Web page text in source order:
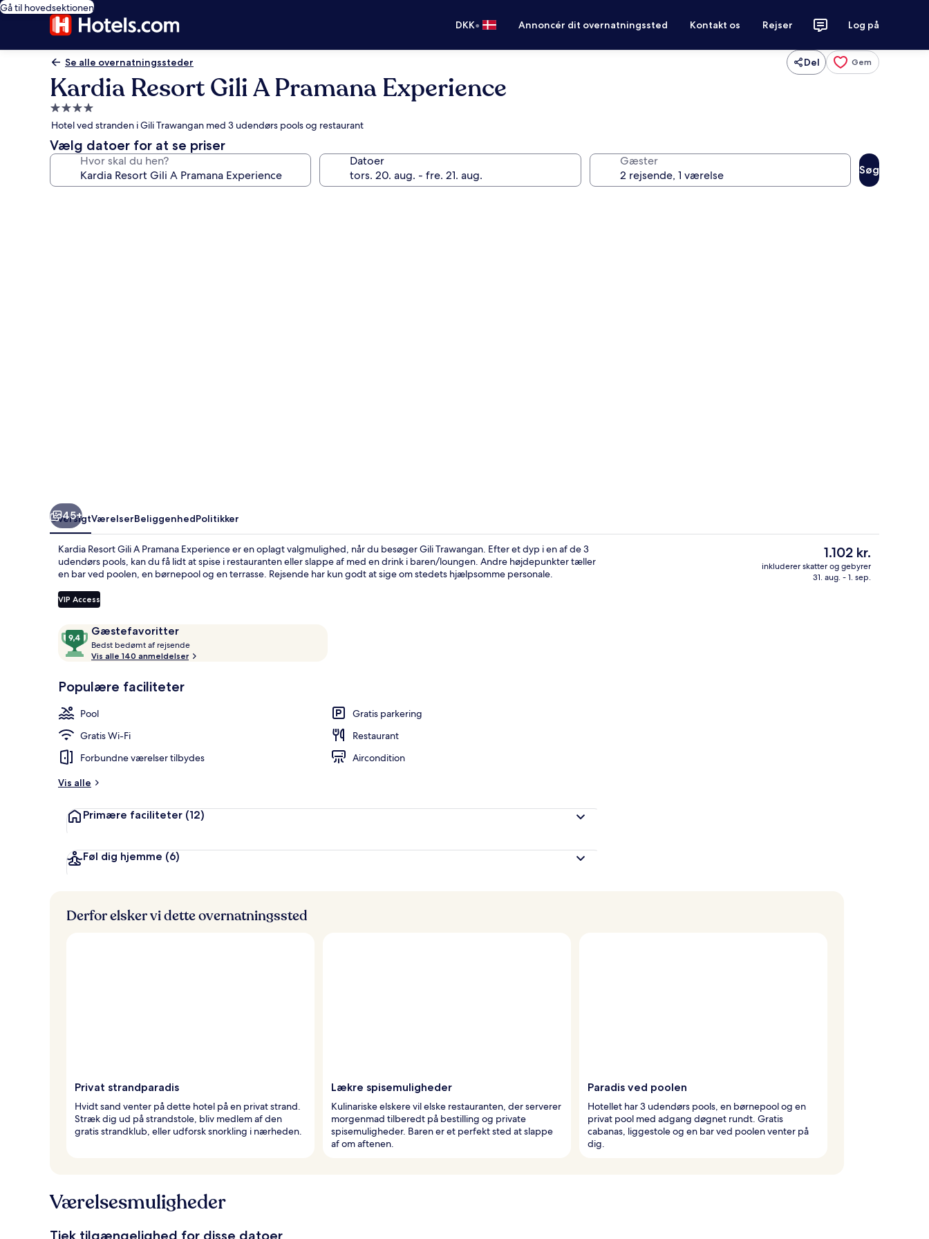
Gå til hovedsektionen
DKK• Annoncér dit overnatningssted Kontakt os Rejser Log på
Se alle overnatningssteder Del Gem
Kardia Resort Gili A Pramana Experience
4.0-
stjernet
overnatningssted
Hotel ved stranden i Gili Trawangan med 3 udendørs pools og restaurant
Vælg datoer for at se priser
Hvor skal du hen? Datoer Gæster
Søg
Villa - 1 soveværelse - privat pool
45+
OversigtVærelserBeliggenhedPolitikker
Kardia Resort Gili A Pramana Experience er en oplagt valgmulighed, når du besøger Gili Trawangan. Efter et dyp i en af de 3
udendørs pools, kan du få lidt at spise i restauranten eller slappe af med en drink i baren/loungen. Andre højdepunkter tæller
en bar ved poolen, en børnepool og en terrasse. Rejsende har kun godt at sige om stedets hjælpsomme personale.
VIP Access
AnmeldelserGæstefavoritter
9,4
ud
af
Gæstefavoritter
Bedst bedømt af rejsende
e
ø
a
f
d
Vis alle 140 anmeldelser
Populære faciliteter
Pool
Gratis parkering
Gratis Wi-Fi
Restaurant
Forbundne værelser tilbydes
Aircondition
Vis alle
Primære faciliteter (12)
Føl dig hjemme (6)
Den
nuværende
pris
1.102 kr.
inkluderer skatter og gebyrer
31. aug. - 1. sep.
Derfor elsker vi dette overnatningssted
Privat strandparadis
Hvidt sand venter på dette hotel på en privat strand.
Stræk dig ud på strandstole, bliv medlem af den
gratis strandklub, eller udforsk snorkling i nærheden.
Lækre spisemuligheder
Kulinariske elskere vil elske restauranten, der serverer
morgenmad tilberedt på bestilling og private
spisemuligheder. Baren er et perfekt sted at slappe
af om aftenen.
Paradis ved poolen
Hotellet har 3 udendørs pools, en børnepool og en
privat pool med adgang døgnet rundt. Gratis
cabanas, liggestole og en bar ved poolen venter på
dig.
Værelsesmuligheder
Tjek tilgængelighed for disse datoer